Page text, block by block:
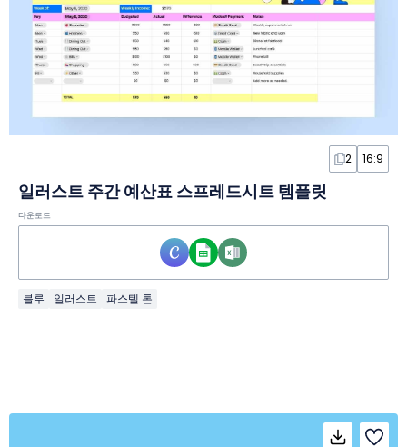
2 16:9
일러스트 주간 예산표 스프레드시트 템플릿
다운로드
블루 일러스트 파스텔 톤